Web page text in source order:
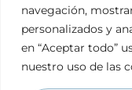
navegación,
personalizados y
en “Aceptar todo”
nuestro uso de las